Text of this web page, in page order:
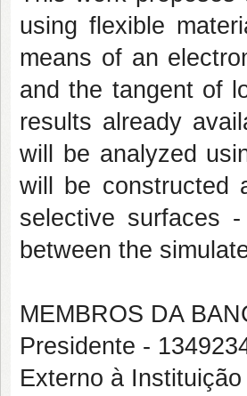
using flexible
means of an
and the tangent of
results already
will be analyzed
will be constructed
selective surfaces
between the
MEMBROS DA
Presidente -
Externo à